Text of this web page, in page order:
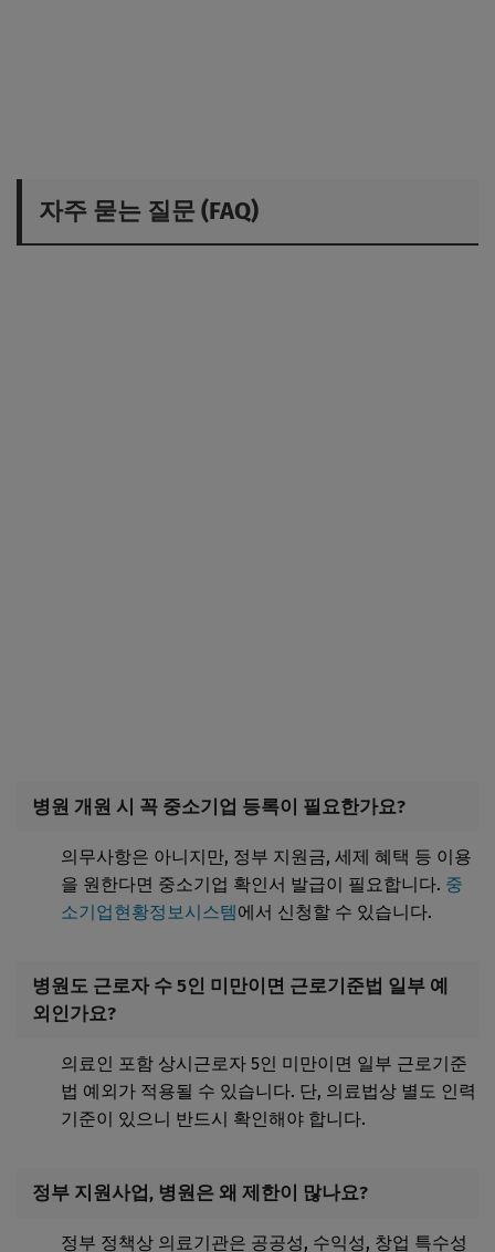
자주 묻는 질문 (FAQ)
병원 개원 시 꼭 중소기업 등록이 필요한가요?
의무사항은 아니지만, 정부 지원금, 세제 혜택 등 이용
을 원한다면 중소기업 확인서 발급이 필요합니다. 중
소기업현황정보시스템에서 신청할 수 있습니다.
병원도 근로자 수 5인 미만이면 근로기준법 일부 예
외인가요?
의료인 포함 상시근로자 5인 미만이면 일부 근로기준
법 예외가 적용될 수 있습니다. 단, 의료법상 별도 인력
기준이 있으니 반드시 확인해야 합니다.
정부 지원사업, 병원은 왜 제한이 많나요?
정부 정책상 의료기관은 공공성, 수익성, 창업 특수성